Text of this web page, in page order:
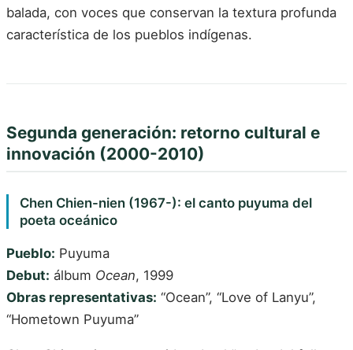
balada, con voces que conservan la textura profunda
característica de los pueblos indígenas.
Segunda generación: retorno cultural e
innovación (2000-2010)
Chen Chien-nien (1967-): el canto puyuma del
poeta oceánico
Pueblo: Puyuma
Debut: álbum Ocean, 1999
Obras representativas: “Ocean”, “Love of Lanyu”,
“Hometown Puyuma”